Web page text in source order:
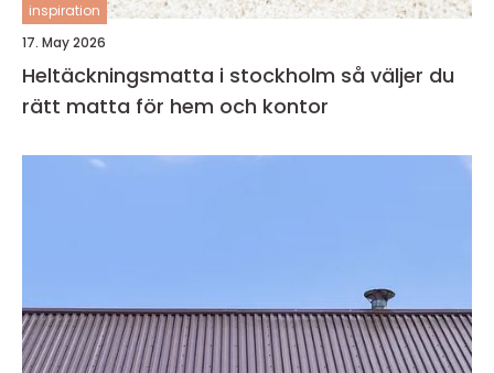
inspiration
17. May 2026
Heltäckningsmatta i stockholm så väljer du
rätt matta för hem och kontor